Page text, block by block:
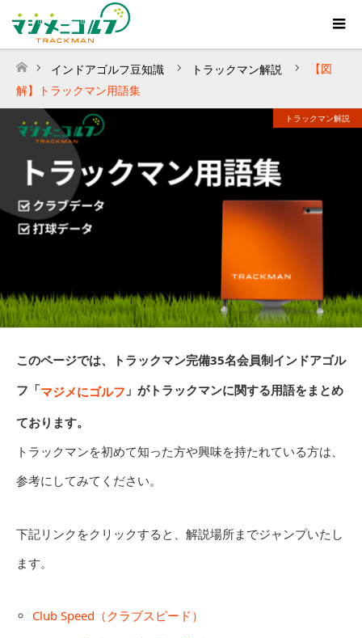
ホームインドアゴルフ豆知識 トラックマン解説
【図
解】トラックマン用語集
トラックマン解説
このページでは、トラックマン完備35名会員制インドアゴル
フ「マジメにゴルフ 」がトラックマンに関する用語をまとめ
ております。
トラックマンを初めて知った方や興味を持たれている方は、
参考にしてみてください。
下記リンクをクリックすると、解説場所までジャンプいたし
ます。
Club Speed（クラブスピード）